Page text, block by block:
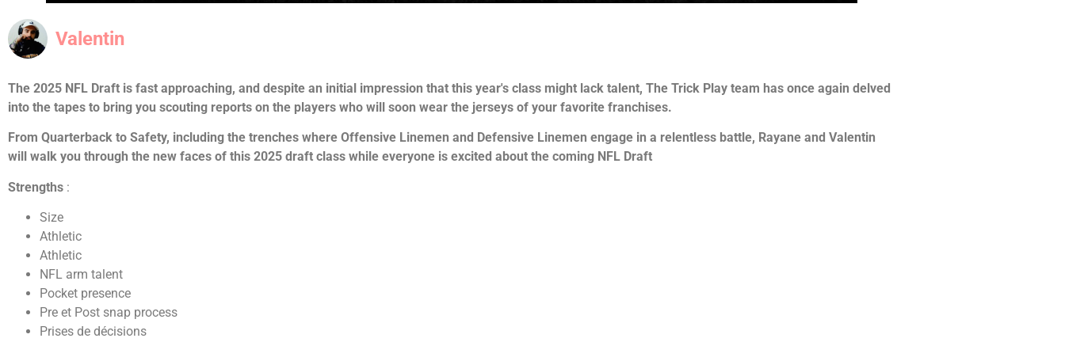
Valentin
The 2025 NFL Draft is fast approaching, and despite an initial impression that this year's class might lack talent, The Trick Play team has once again delved
into the tapes to bring you scouting reports on the players who will soon wear the jerseys of your favorite franchises.
From Quarterback to Safety, including the trenches where Offensive Linemen and Defensive Linemen engage in a relentless battle, Rayane and Valentin
will walk you through the new faces of this 2025 draft class while everyone is excited about the coming NFL Draft
Strengths :
Size
Athletic
Athletic
NFL arm talent
Pocket presence
Pre et Post snap process
Prises de décisions